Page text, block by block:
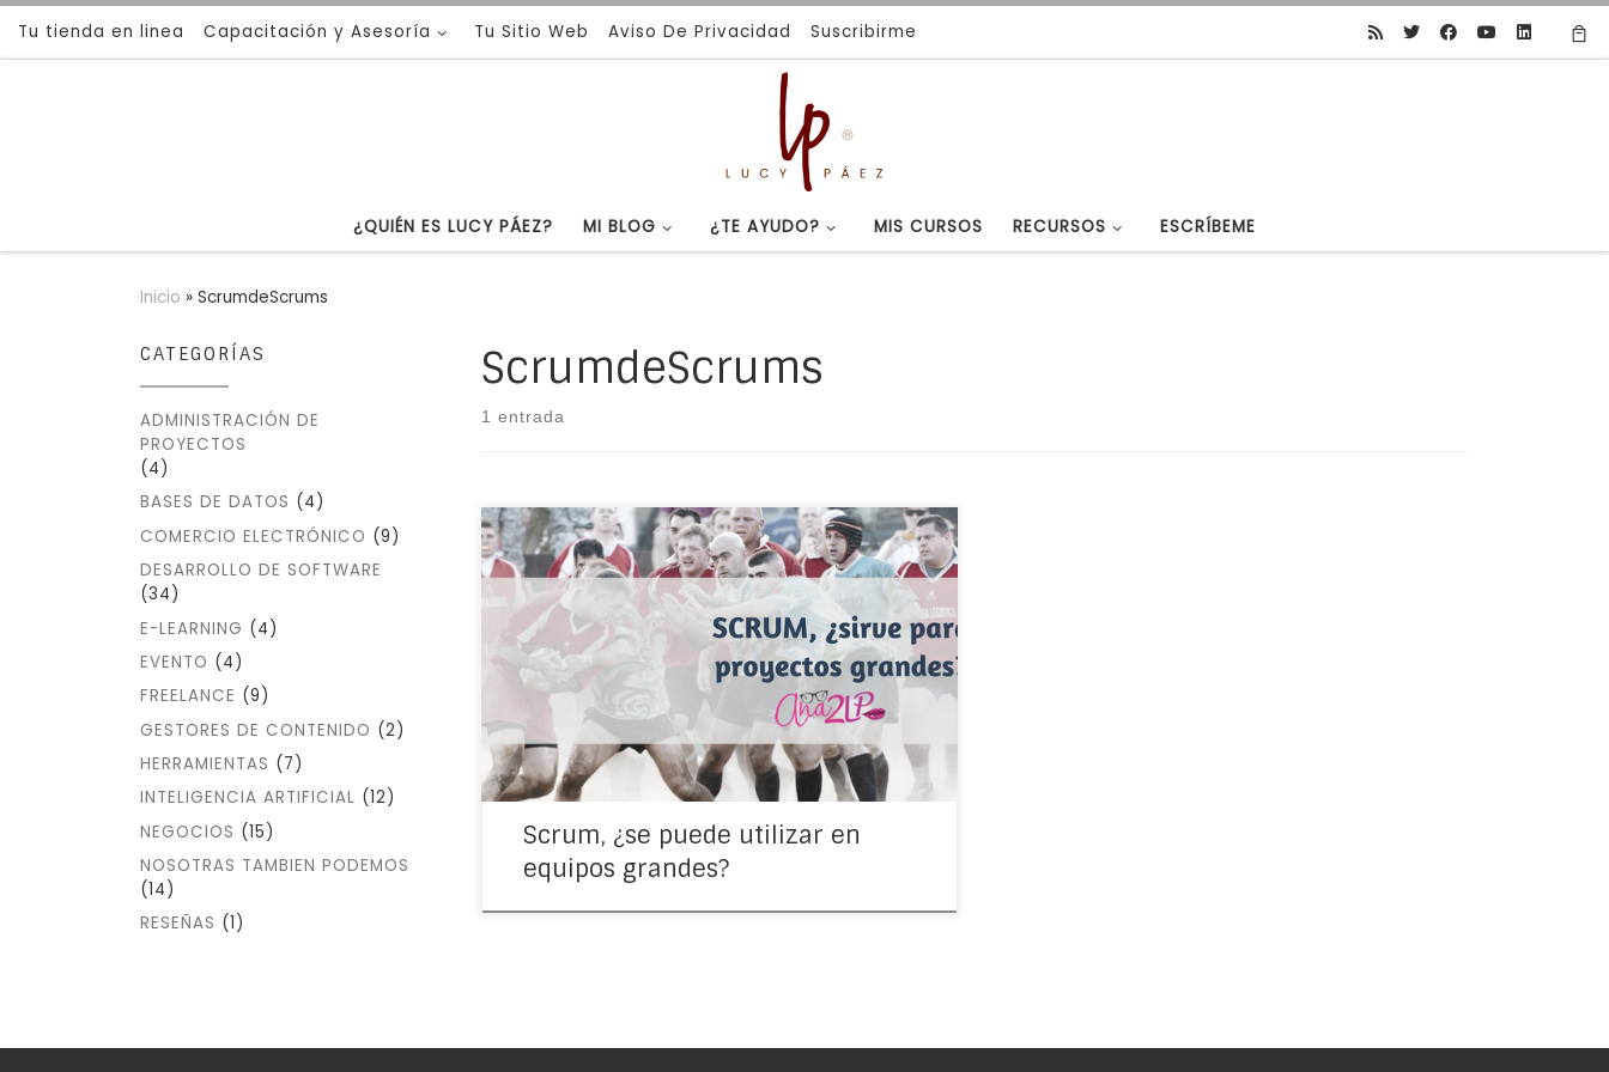
Saltar al contenido
Tu tienda en linea Capacitación y Asesoría Tu Sitio Web Aviso De Privacidad Suscribirme
¿QUIÉN ES LUCY PÁEZ? MI BLOG ¿TE AYUDO? MIS CURSOS RECURSOS ESCRÍBEME
Inicio » ScrumdeScrums
ScrumdeScrums
1 entrada
Sabemos que Scrum es una metodología Ágil muy
popular y de la que todos hablan, no solo en desarrollo
de software sino también en otros tipos de proyectos,
¿cierto?. Así […]
Scrum, ¿se puede utilizar en
equipos grandes?
CATEGORÍAS
ADMINISTRACIÓN DE
PROYECTOS
(4)
BASES DE DATOS (4)
COMERCIO ELECTRÓNICO (9)
DESARROLLO DE SOFTWARE
(34)
E-LEARNING (4)
EVENTO (4)
FREELANCE (9)
GESTORES DE CONTENIDO (2)
HERRAMIENTAS (7)
INTELIGENCIA ARTIFICIAL (12)
NEGOCIOS (15)
NOSOTRAS TAMBIEN PODEMOS
(14)
RESEÑAS (1)